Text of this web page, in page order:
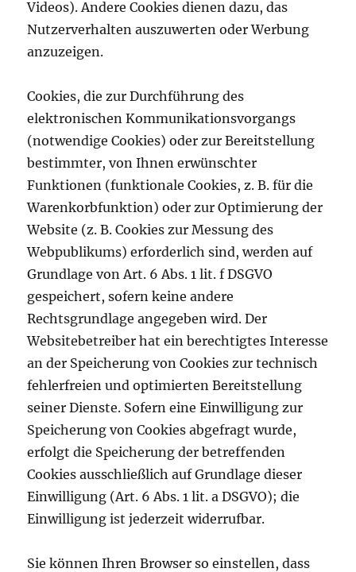
Videos). Andere Cookies dienen dazu, das
Nutzerverhalten auszuwerten oder Werbung
anzuzeigen.
Cookies, die zur Durchführung des
elektronischen Kommunikationsvorgangs
(notwendige Cookies) oder zur Bereitstellung
bestimmter, von Ihnen erwünschter
Funktionen (funktionale Cookies, z. B. für die
Warenkorbfunktion) oder zur Optimierung der
Website (z. B. Cookies zur Messung des
Webpublikums) erforderlich sind, werden auf
Grundlage von Art. 6 Abs. 1 lit. f DSGVO
gespeichert, sofern keine andere
Rechtsgrundlage angegeben wird. Der
Websitebetreiber hat ein berechtigtes Interesse
an der Speicherung von Cookies zur technisch
fehlerfreien und optimierten Bereitstellung
seiner Dienste. Sofern eine Einwilligung zur
Speicherung von Cookies abgefragt wurde,
erfolgt die Speicherung der betreffenden
Cookies ausschließlich auf Grundlage dieser
Einwilligung (Art. 6 Abs. 1 lit. a DSGVO); die
Einwilligung ist jederzeit widerrufbar.
Sie können Ihren Browser so einstellen, dass